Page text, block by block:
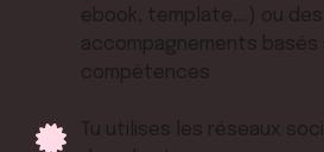
ebook, template,...) ou des
accompagnements basés
compétences
Tu utilises les réseaux